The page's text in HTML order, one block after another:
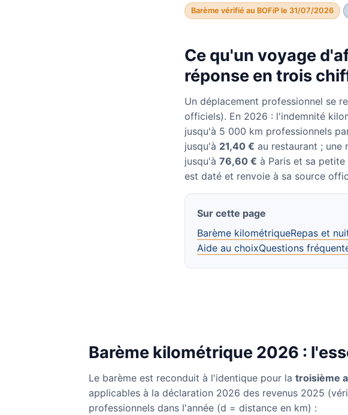
Barème vérifié au BOFiP le 31/07/2026
Ce qu'un voyage
réponse en trois
Un déplacement professionnel se
officiels). En 2026 : l'indemnité
jusqu'à 5 000 km professionnels
jusqu'à 21,40 € au restaurant ; une
jusqu'à 76,60 € à Paris et sa petite
est daté et renvoie à sa source
Sur cette page
Barème kilométriqueRepas et
Aide au choixQuestions
Barème kilométrique 2026 :
Le barème est reconduit à l'identique pour la troisième
applicables à la déclaration 2026 des revenus 2025
professionnels dans l'année (d = distance en km) :